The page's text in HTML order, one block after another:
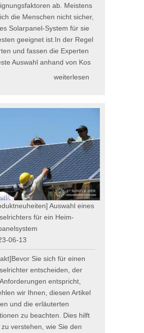
ab. Meistens
die Menschen nicht sicher,
Solarpanel-System für sie
geeignet ist.In der Regel
und fassen die Experten
Auswahl anhand von Kos
weiterlesen
Auswahl eines
für ein Heim-
06-13
Sie sich für einen
entscheiden, der
entspricht,
wir Ihnen, diesen Artikel
und die erläuterten
zu beachten. Dies hilft
zu verstehen, wie Sie den